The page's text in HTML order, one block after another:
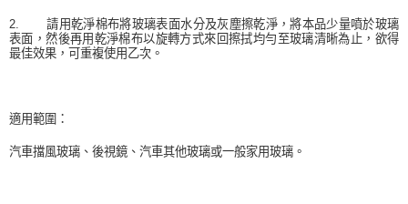
2.請用乾淨棉布將玻璃表面水分及灰塵擦乾淨，將本品少量噴於玻璃
表面，然後再用乾淨棉布以旋轉方式來回擦拭均勻至玻璃清晰為止，欲得
最佳效果，可重複使用乙次。
適用範圍：
汽車擋風玻璃、後視鏡、汽車其他玻璃或一般家用玻璃。